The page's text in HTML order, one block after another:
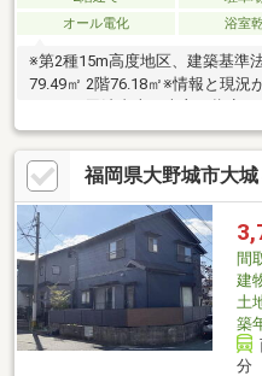
オール電化
浴室
※第2種15m高度地区、建築基準
79.49㎡ 2階76.18㎡※情報と現況
は自治体や教育委員会等にご確
福岡県大野城市大
間
建
土
築
分